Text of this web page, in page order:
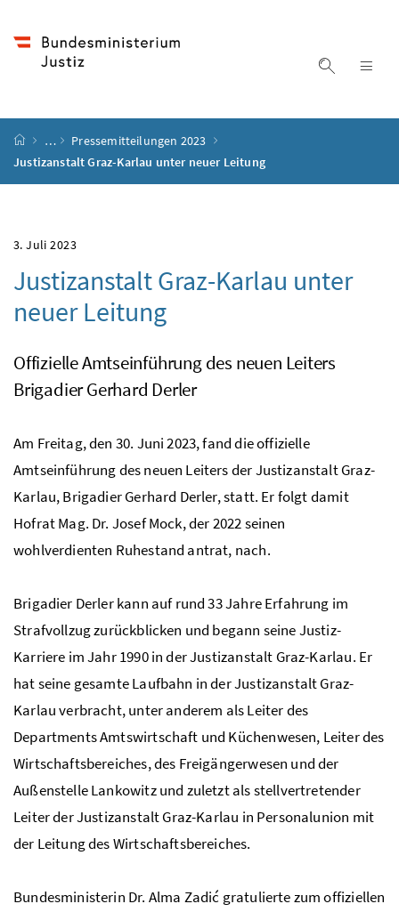
Suche
Startseite
…
Pressemitteilungen 2023
Justizanstalt Graz-Karlau unter neuer Leitung
3. Juli 2023
Justizanstalt Graz-Karlau unter
neuer Leitung
Offizielle Amtseinführung des neuen Leiters
Brigadier Gerhard Derler
Am Freitag, den 30. Juni 2023, fand die offizielle
Amtseinführung des neuen Leiters der Justizanstalt Graz-
Karlau, Brigadier Gerhard Derler, statt. Er folgt damit
Hofrat Mag. Dr. Josef Mock, der 2022 seinen
wohlverdienten Ruhestand antrat, nach.
Brigadier Derler kann auf rund 33 Jahre Erfahrung im
Strafvollzug zurückblicken und begann seine Justiz-
Karriere im Jahr 1990 in der Justizanstalt Graz-Karlau. Er
hat seine gesamte Laufbahn in der Justizanstalt Graz-
Karlau verbracht, unter anderem als Leiter des
Departments Amtswirtschaft und Küchenwesen, Leiter des
Wirtschaftsbereiches, des Freigängerwesen und der
Außenstelle Lankowitz und zuletzt als stellvertretender
Leiter der Justizanstalt Graz-Karlau in Personalunion mit
der Leitung des Wirtschaftsbereiches.
Bundesministerin Dr. Alma Zadić gratulierte zum offiziellen